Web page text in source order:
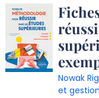
Détail
document
Nowak
et gestion